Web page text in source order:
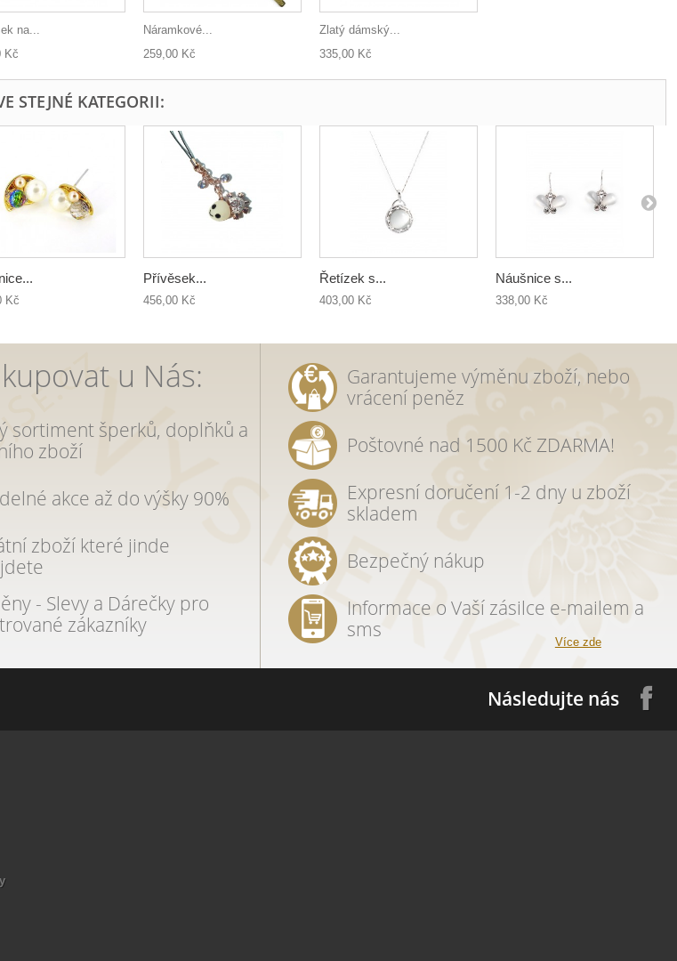
na...
Kč
Náramkové...
259,00 Kč
Zlatý dámský...
335,00 Kč
STEJNÉ KATEGORII:
Kč
Přívěsek...
456,00 Kč
Řetízek s...
403,00 Kč
Náušnice s...
338,00 Kč
u Nás:
sortiment šperků, doplňků a
zboží
akce až do výšky 90%
zboží které jinde
- Slevy a Dárečky pro
zákazníky
Garantujeme výměnu zboží, nebo
vrácení peněz
Poštovné nad 1500 Kč ZDARMA!
Expresní doručení 1-2 dny u zboží
skladem
Bezpečný nákup
Informace o Vaší zásilce e-mailem a
sms
Více zde
Následujte nás